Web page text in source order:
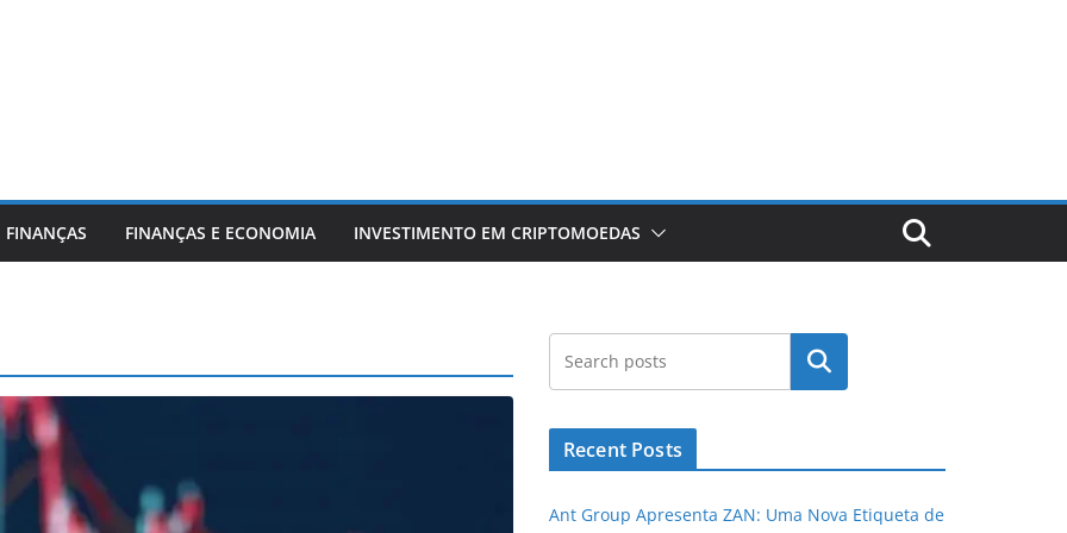
FINANÇAS FINANÇAS E ECONOMIA INVESTIMENTO EM CRIPTOMOEDAS
Pesquisar
Recent Posts
Ant Group Apresenta ZAN: Uma Nova Etiqueta de